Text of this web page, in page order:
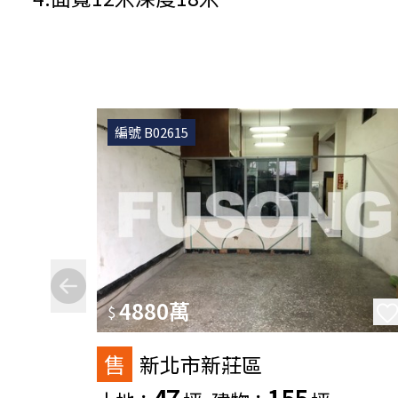
編號 B02615
$4880萬
售 新北市新莊區